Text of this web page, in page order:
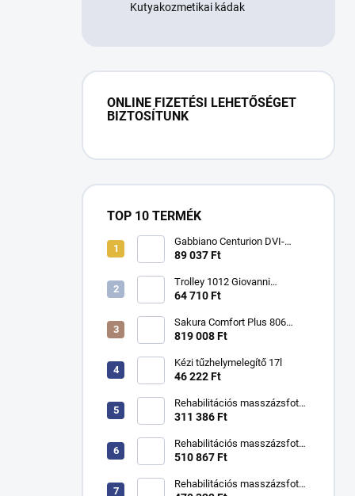
Kutyakozmetikai kádak
ONLINE FIZETÉSI LEHETŐSÉGET
BIZTOSÍTUNK
TOP 10 TERMÉK
Gabbiano Centurion DVI-
303W háromsebességes
színben
89 037 Ft
Trolley 1012 Giovanni
kozmetikai asztal
64 710 Ft
Sakura Comfort Plus 806
masszázsfotel
819 008 Ft
Kézi tűzhelymelegítő 17l
46 222 Ft
Rehabilitációs masszázsfotel
KSR kézikönyv
311 386 Ft
Rehabilitációs masszázsfotel
KSR H hidraulikus
510 867 Ft
Rehabilitációs masszázsfotel